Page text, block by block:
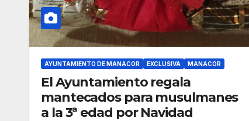
AYUNTAMIENTO DE MANACOR EXCLUSIVA MANACOR
El Ayuntamiento regala
mantecados para musulmanes
a la 3ª edad por Navidad